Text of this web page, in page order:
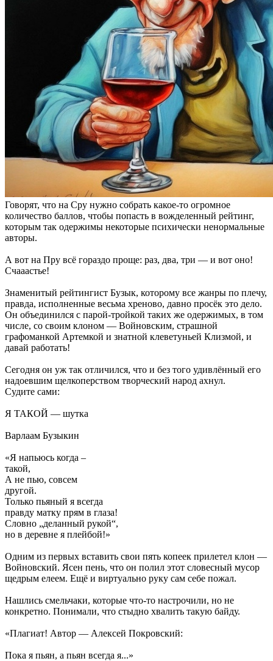
Говорят, что на Сру нужно собрать какое-то огромное
количество баллов, чтобы попасть в вожделенный рейтинг,
которым так одержимы некоторые психически ненормальные
авторы.
А вот на Пру всё гораздо проще: раз, два, три — и вот оно!
Счааастье!
Знаменитый рейтингист Бузык, которому все жанры по плечу,
правда, исполненные весьма хреново, давно просёк это дело.
Он объединился с парой-тройкой таких же одержимых, в том
числе, со своим клоном — Войновским, страшной
графоманкой Артемкой и знатной клеветуньей Клизмой, и
давай работать!
Сегодня он уж так отличился, что и без того удивлённый его
надоевшим щелкоперством творческий народ ахнул.
Судите сами:
Я ТАКОЙ — шутка
Варлаам Бузыкин
«Я напьюсь когда –
такой,
А не пью, совсем
другой.
Только пьяный я всегда
правду матку прям в глаза!
Словно „деланный рукой“,
но в деревне я плейбой!»
Одним из первых вставить свои пять копеек прилетел клон —
Войновский. Ясен пень, что он полил этот словесный мусор
щедрым елеем. Ещё и виртуально руку сам себе пожал.
Нашлись смельчаки, которые что-то настрочили, но не
конкретно. Понимали, что стыдно хвалить такую байду.
«Плагиат! Автор — Алексей Покровский:
Пока я пьян, а пьян всегда я...»